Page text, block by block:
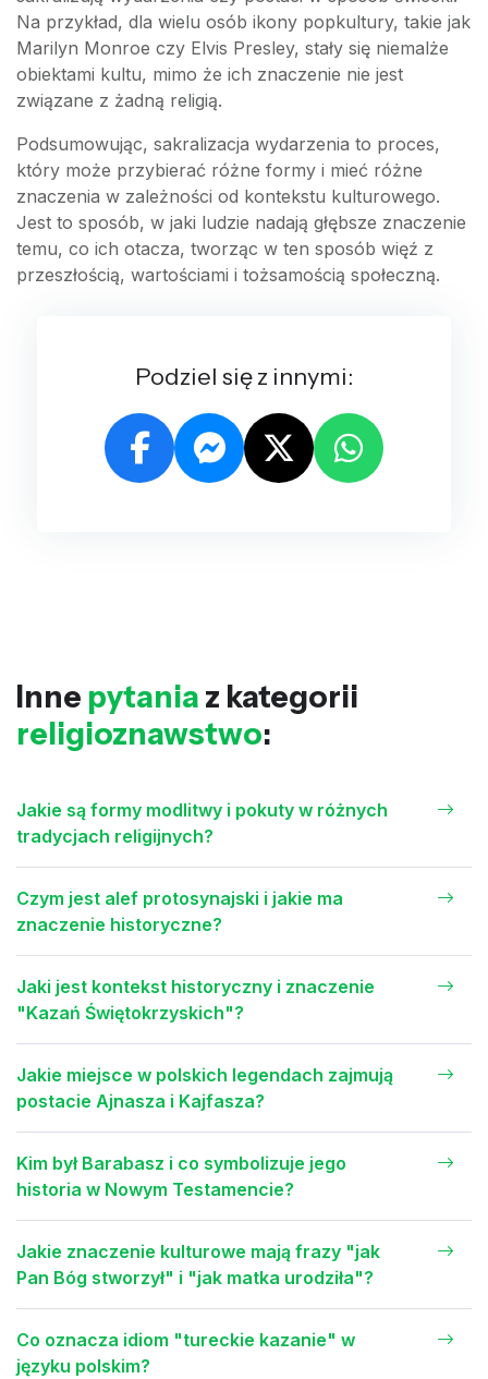
Na przykład, dla wielu osób ikony popkultury, takie jak
Marilyn Monroe czy Elvis Presley, stały się niemalże
obiektami kultu, mimo że ich znaczenie nie jest
związane z żadną religią.
Podsumowując, sakralizacja wydarzenia to proces,
który może przybierać różne formy i mieć różne
znaczenia w zależności od kontekstu kulturowego.
Jest to sposób, w jaki ludzie nadają głębsze znaczenie
temu, co ich otacza, tworząc w ten sposób więź z
przeszłością, wartościami i tożsamością społeczną.
Podziel się z innymi:
Inne pytania z kategorii
religioznawstwo:
Jakie są formy modlitwy i pokuty w różnych
tradycjach religijnych?
Czym jest alef protosynajski i jakie ma
znaczenie historyczne?
Jaki jest kontekst historyczny i znaczenie
"Kazań Świętokrzyskich"?
Jakie miejsce w polskich legendach zajmują
postacie Ajnasza i Kajfasza?
Kim był Barabasz i co symbolizuje jego
historia w Nowym Testamencie?
Jakie znaczenie kulturowe mają frazy "jak
Pan Bóg stworzył" i "jak matka urodziła"?
Co oznacza idiom "tureckie kazanie" w
języku polskim?